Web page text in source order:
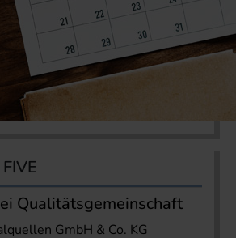
Qualitätsgemeinschaft
GmbH & Co. KG